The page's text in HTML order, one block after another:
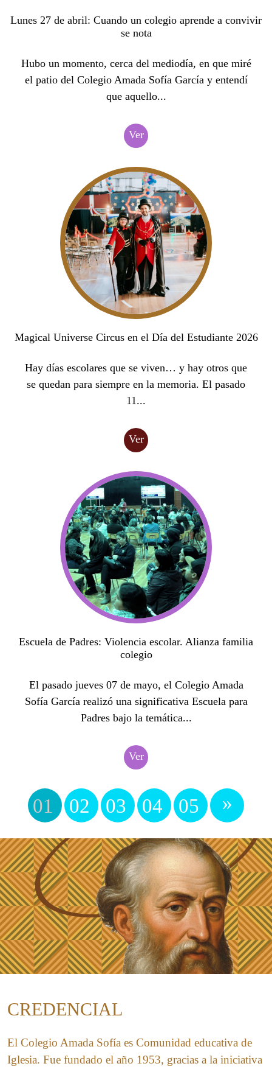
Lunes 27 de abril: Cuando un colegio aprende a convivir
se nota
Hubo un momento, cerca del mediodía, en que miré
el patio del Colegio Amada Sofía García y entendí
que aquello...
Ver
Magical Universe Circus en el Día del Estudiante 2026
Hay días escolares que se viven… y hay otros que
se quedan para siempre en la memoria. El pasado
11...
Ver
Escuela de Padres: Violencia escolar. Alianza familia
colegio
El pasado jueves 07 de mayo, el Colegio Amada
Sofía García realizó una significativa Escuela para
Padres bajo la temática...
Ver
01 02 03 04 05 »
CREDENCIAL
El Colegio Amada Sofía es Comunidad educativa de
Iglesia. Fue fundado el año 1953, gracias a la iniciativa